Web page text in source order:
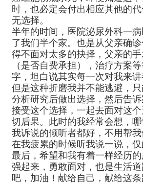
时，也必定会付出相应其他的
无选择。
半年的时间，医院泌尿外科一
了我们半个家。也是从父亲确
得不面对太多的抉择，父亲的
（是否自费承担），治疗方案
字，坦白说其实每一次对我来讲
但是这种折磨我并不能逃避，
分析研究后做出选择，然后告
接受这个选择，一起去面对这
切后果。此时的我经常会想，
我诉说的倾听者都好，不用帮
在我疲累的时候听我说一说，仅
最后，希望和我有着一样经历
强起来，勇敢面对，也是生活
吧，加油！献给自己，献给这条